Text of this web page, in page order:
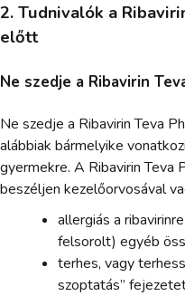
2. Tudnivalók a
előtt
Ne szedje a Ribavirin
Ne szedje a Ribavirin Teva
alábbiak bármelyike
gyermekre. A Ribavirin Teva
beszéljen kezelőorvosával
allergiás a
felsorolt) egyéb
terhes, vagy
szoptatás”